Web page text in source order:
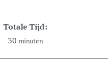
Totale Tijd:
30 minuten